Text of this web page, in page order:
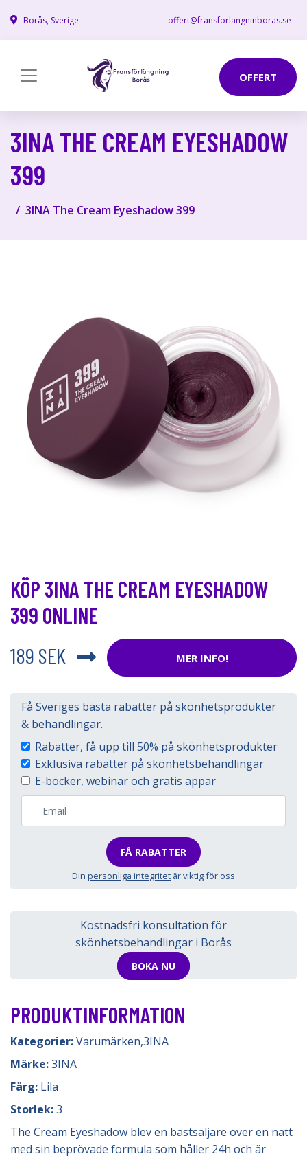
Borås, Sverige offert@fransforlangninboras.se
OFFERT
3INA THE CREAM EYESHADOW
399
3INA The Cream Eyeshadow 399
KÖP 3INA THE CREAM EYESHADOW
399 ONLINE
189 SEK
MER INFO!
Få Sveriges bästa rabatter på skönhetsprodukter
& behandlingar.
Rabatter, få upp till 50% på skönhetsprodukter
Exklusiva rabatter på skönhetsbehandlingar
E-böcker, webinar och gratis appar
FÅ RABATTER
Din personliga integritet är viktig för oss
Kostnadsfri konsultation för
skönhetsbehandlingar i Borås
BOKA NU
PRODUKTINFORMATION
Kategorier:Varumärken,3INA
Märke:3INA
Färg: Lila
Storlek:3
The Cream Eyeshadow blev en bästsäljare över en natt
med sin beprövade formula som håller 24h och är